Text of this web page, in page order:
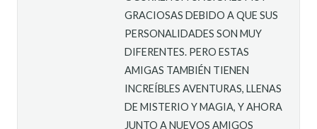
GRACIOSAS DEBIDO A QUE SUS
PERSONALIDADES SON MUY
DIFERENTES. PERO ESTAS
AMIGAS TAMBIÉN TIENEN
INCREÍBLES AVENTURAS, LLENAS
DE MISTERIO Y MAGIA, Y AHORA
JUNTO A NUEVOS AMIGOS